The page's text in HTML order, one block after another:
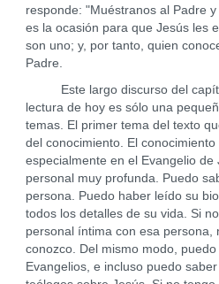
responde: "Muéstranos al Padre
es la ocasión para que Jesús les
son uno; y, por tanto, quien
Padre.
Este largo discurso del
lectura de hoy es sólo una
temas. El primer tema del texto
del conocimiento. El
especialmente en el Evangelio de
personal muy profunda. Puedo
persona. Puedo haber leído su
todos los detalles de su vida. Si
personal íntima con esa persona,
conozco. Del mismo modo,
Evangelios, e incluso puedo